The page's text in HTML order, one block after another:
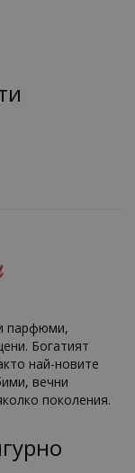
парфюми,
Богатият
най-новите
вечни
поколения.